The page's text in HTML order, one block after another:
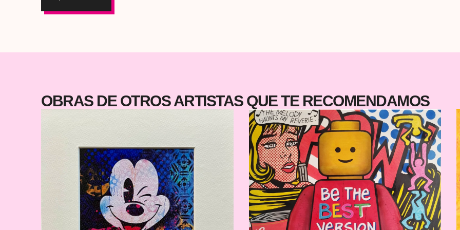
rebeldía. Edición limitada, pensadas como objeto de
colección de art toys urbanos.
OBRAS DE OTROS ARTISTAS QUE TE RECOMENDAMOS